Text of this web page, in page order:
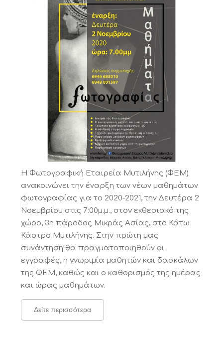
Η Φωτογραφική Εταιρεία Μυτιλήνης (ΦΕΜ)
ανακοινώνει την έναρξη των νέων μαθημάτων
φωτογραφίας για το 2020-2021, την Δευτέρα 2
Νοεμβρίου στις 7:00μ.μ., στοv εκθεσιακό της
χώρο, 3η πάροδος Μικράς Ασίας, στο Κάτω
Κάστρο Μυτιλήνης. Στην πρώτη μας
συνάντηση θα πραγματοποιηθούν οι
εγγραφές, η γνωριμία μαθητών και δασκάλων
της ΦΕΜ, καθώς και ο καθορισμός της ημέρας
και ώρας μαθημάτων.
Δείτε περισσότερα